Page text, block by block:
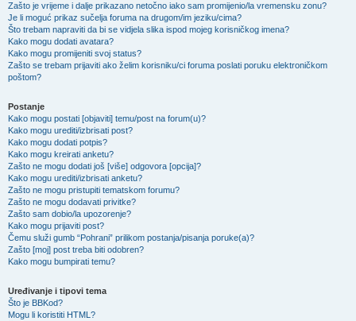
Zašto je vrijeme i dalje prikazano netočno iako sam promijenio/la vremensku zonu?
Je li moguć prikaz sučelja foruma na drugom/im jeziku/cima?
Što trebam napraviti da bi se vidjela slika ispod mojeg korisničkog imena?
Kako mogu dodati avatara?
Kako mogu promijeniti svoj status?
Zašto se trebam prijaviti ako želim korisniku/ci foruma poslati poruku elektroničkom
poštom?
Postanje
Kako mogu postati [objaviti] temu/post na forum(u)?
Kako mogu urediti/izbrisati post?
Kako mogu dodati potpis?
Kako mogu kreirati anketu?
Zašto ne mogu dodati još [više] odgovora [opcija]?
Kako mogu urediti/izbrisati anketu?
Zašto ne mogu pristupiti tematskom forumu?
Zašto ne mogu dodavati privitke?
Zašto sam dobio/la upozorenje?
Kako mogu prijaviti post?
Čemu služi gumb “Pohrani” prilikom postanja/pisanja poruke(a)?
Zašto [moj] post treba biti odobren?
Kako mogu bumpirati temu?
Uređivanje i tipovi tema
Što je BBKod?
Mogu li koristiti HTML?